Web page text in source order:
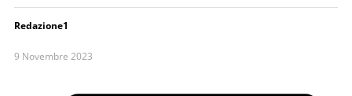
Redazione1
9 Novembre 2023